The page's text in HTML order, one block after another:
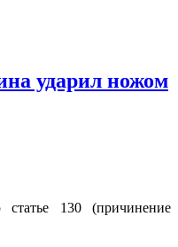
ударил ножом
130 (причинение